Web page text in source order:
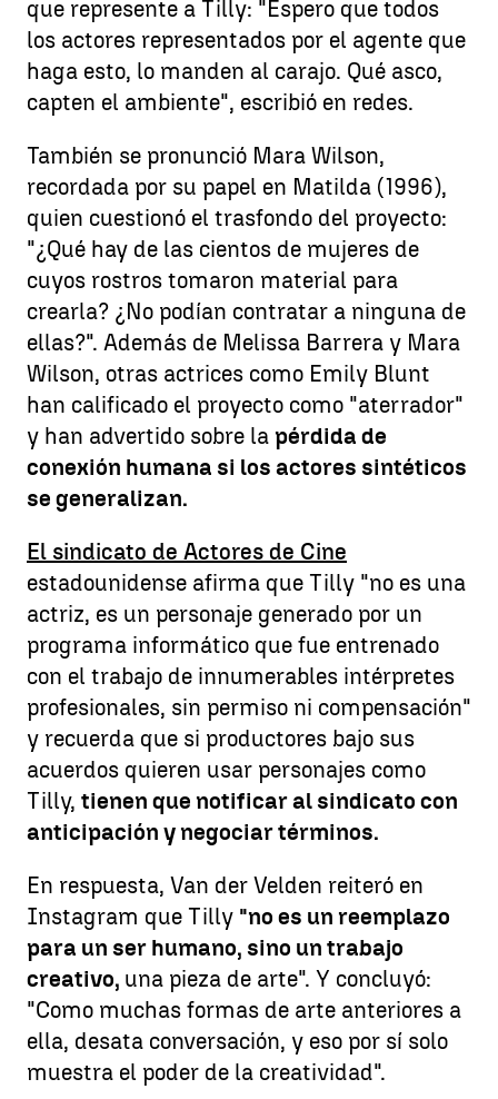
que represente a Tilly: "Espero que todos
los actores representados por el agente que
haga esto, lo manden al carajo. Qué asco,
capten el ambiente", escribió en redes.
También se pronunció Mara Wilson,
recordada por su papel en Matilda (1996),
quien cuestionó el trasfondo del proyecto:
"¿Qué hay de las cientos de mujeres de
cuyos rostros tomaron material para
crearla? ¿No podían contratar a ninguna de
ellas?". Además de Melissa Barrera y Mara
Wilson, otras actrices como Emily Blunt
han calificado el proyecto como "aterrador"
y han advertido sobre la pérdida de
conexión humana si los actores sintéticos
se generalizan.
El sindicato de Actores de Cine
estadounidense afirma que Tilly "no es una
actriz, es un personaje generado por un
programa informático que fue entrenado
con el trabajo de innumerables intérpretes
profesionales, sin permiso ni compensación"
y recuerda que si productores bajo sus
acuerdos quieren usar personajes como
Tilly, tienen que notificar al sindicato con
anticipación y negociar términos.
En respuesta, Van der Velden reiteró en
Instagram que Tilly "no es un reemplazo
para un ser humano, sino un trabajo
creativo, una pieza de arte". Y concluyó:
"Como muchas formas de arte anteriores a
ella, desata conversación, y eso por sí solo
muestra el poder de la creatividad".